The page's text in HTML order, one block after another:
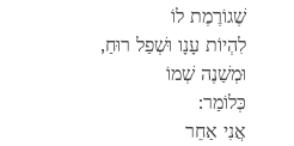
שֶׁגוֹרֶמֶת לוֹ
,לִהְיוֹת עָנָו וּשְׁפַל רוּחַ
וּמְשַׁנֶה שְׁמוֹ
:כְּלוֹמַר
אֲנִי אַחֵר